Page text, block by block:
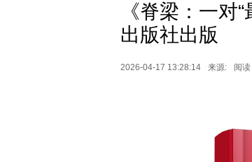
《脊梁：一对
出版社出版
2026-04-17 13:28:14 来源: 阅